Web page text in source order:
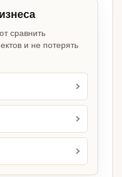
сравнить
и не потерять